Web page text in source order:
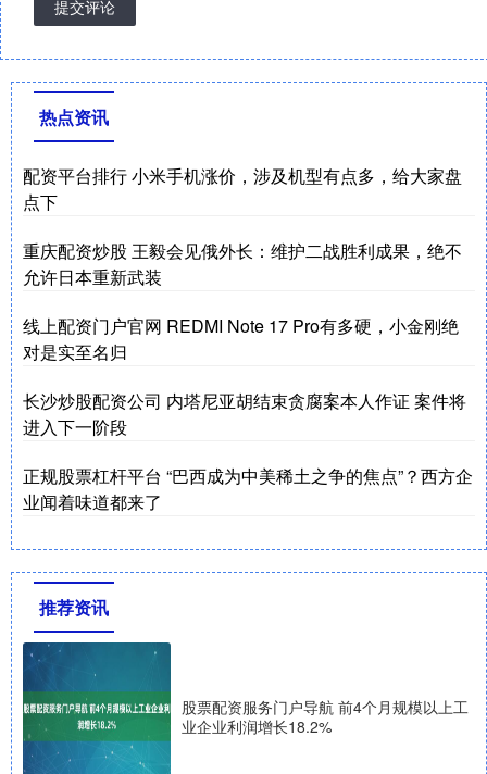
提交评论
热点资讯
配资平台排行 小米手机涨价，涉及机型有点多，给大家盘
点下
重庆配资炒股 王毅会见俄外长：维护二战胜利成果，绝不
允许日本重新武装
线上配资门户官网 REDMI Note 17 Pro有多硬，小金刚绝
对是实至名归
长沙炒股配资公司 内塔尼亚胡结束贪腐案本人作证 案件将
进入下一阶段
正规股票杠杆平台 “巴西成为中美稀土之争的焦点”？西方企
业闻着味道都来了
推荐资讯
股票配资服务门户导航 前4个月规模以上工
业企业利润增长18.2%